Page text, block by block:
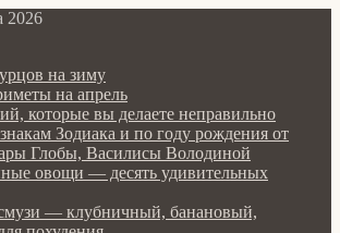
2026
на зиму
на апрель
которые вы делаете неправильно
Зодиака и по году рождения от
Глобы, Василисы Володиной
овощи — десять удивительных
— клубничный, банановый,